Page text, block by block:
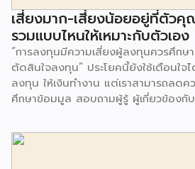
หรือใช้จ่ายในเรื่องอื่น ๆ ได้ เรียกว่าเป็
income อีกรูปแบบหนึ่ง แต่อีกมุมหนึ่ง
ภาษี ณ ที่จ่าย 10% และจะทำให้มูลค่าขอ
จากเดิม เพราะต้องจ่ายปันผลออกมา รว
สร้างมูลค่าให้ได้ผลตอบแทนมากขึ้นกว่า
เสี่ยงมาก-เสี่ยงน้อยอยู่ที่ตัว
รวมแบบไหนให้เหมาะกับตัวเอง
“การลงทุนมีความเสี่ยงผู้ลงทุนควรศึก
ตัดสินใจลงทุน” ประโยคนี้ยังใช้เตือนใจ
ลงทุน ให้เงินทำงาน แต่เราสามารถลด
ศึกษาข้อมมูล สอบถามผู้รู้ ผู้เกี่ยวข้องกับ
บริหารจัดการให้ แต่คนลงทุนก็ควรมีคว
ใจ อย่าทำโดยไม่รู้เรื่องอะไร แน่อนว่า “